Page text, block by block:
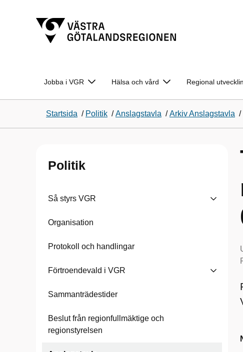
Jobba i VGR Hälsa och vård Regional
Startsida / Politik /Anslagstavla /Arkiv Anslagstavla /
Politik
Så styrs VGR
Organisation
Protokoll och handlingar
Förtroendevald i VGR
Sammanträdestider
Beslut från regionfullmäktige och
regionstyrelsen